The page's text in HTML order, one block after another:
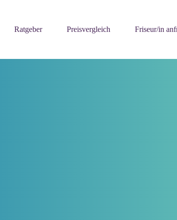
Ratgeber
Preisvergleich Friseur/in